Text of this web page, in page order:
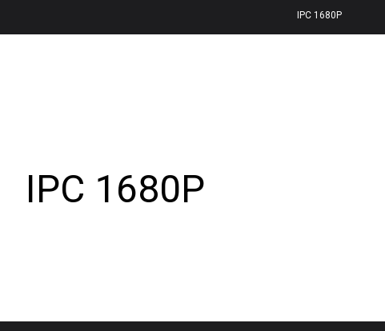
IPC 1680P
IPC 1680P